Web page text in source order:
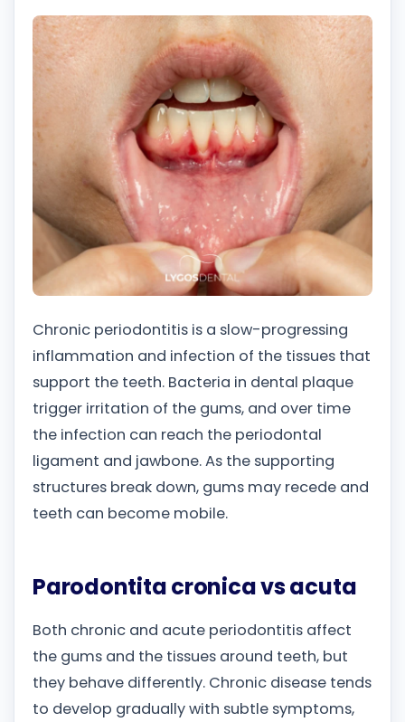
Chronic periodontitis is a slow-progressing
inflammation and infection of the tissues that
support the teeth. Bacteria in dental plaque
trigger irritation of the gums, and over time
the infection can reach the periodontal
ligament and jawbone. As the supporting
structures break down, gums may recede and
teeth can become mobile.
Parodontita cronica vs acuta
Both chronic and acute periodontitis affect
the gums and the tissues around teeth, but
they behave differently. Chronic disease tends
to develop gradually with subtle symptoms,